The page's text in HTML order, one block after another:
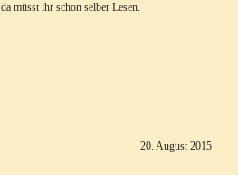
müsst ihr schon selber Lesen.
2015